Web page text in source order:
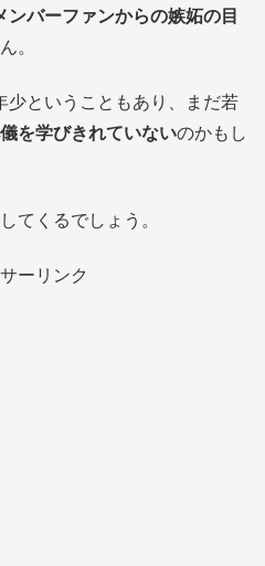
ンバーファンからの嫉妬の目
。
少ということもあり、まだ若
を学びきれていないのかもし
てくるでしょう。
ーリンク